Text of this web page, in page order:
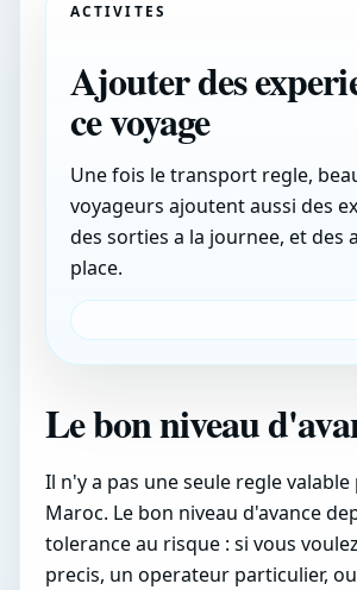
ACTIVITES
Ajouter des
ce voyage
Une fois le transport regle,
voyageurs ajoutent aussi des
des sorties a la journee, et des
place.
Le bon niveau
Il n'y a pas une seule regle
Maroc. Le bon niveau d'avance
tolerance au risque : si vous
precis, un operateur particulier,